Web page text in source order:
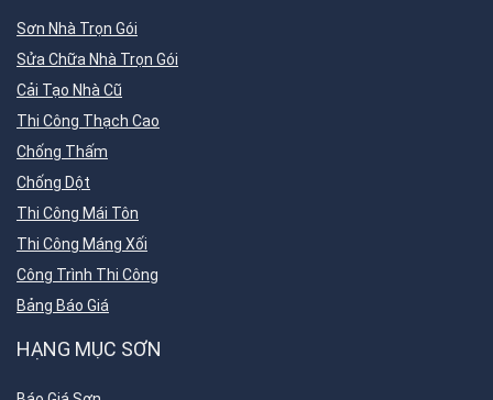
Sơn Nhà Trọn Gói
Sửa Chữa Nhà Trọn Gói
Cải Tạo Nhà Cũ
Thi Công Thạch Cao
Chống Thấm
Chống Dột
Thi Công Mái Tôn
Thi Công Máng Xối
Công Trình Thi Công
Bảng Báo Giá
HẠNG MỤC SƠN